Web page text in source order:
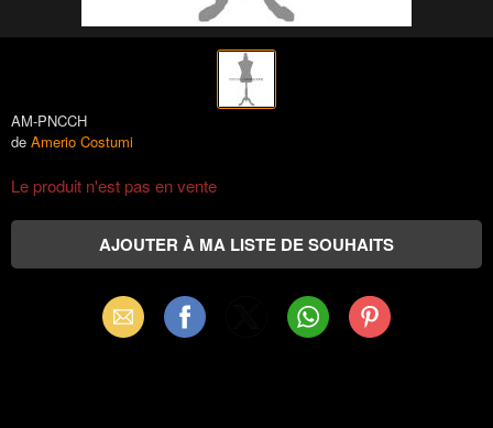
AM-PNCCH
de Amerio Costumi
Le produit n'est pas en vente
Email Facebook WhatsAppPinterest